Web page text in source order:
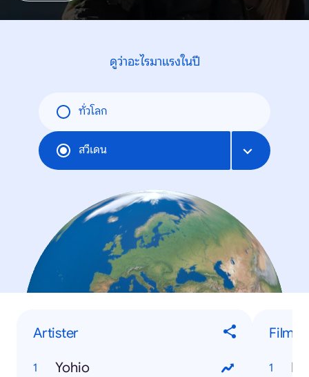
ดูว่าอะไรมาแรงในปี
ทั่วโลก
สวีเดน
Artister
Yohio
Film